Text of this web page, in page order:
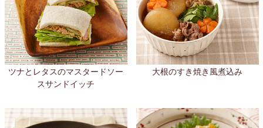
ツナとレタスのマスタードソー
スサンドイッチ
大根のすき焼き風煮込み